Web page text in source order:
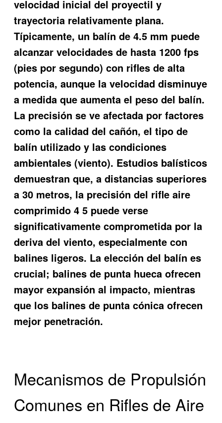
velocidad inicial del proyectil y
trayectoria relativamente plana.
Típicamente, un balín de 4.5 mm puede
alcanzar velocidades de hasta 1200 fps
(pies por segundo) con rifles de alta
potencia, aunque la velocidad disminuye
a medida que aumenta el peso del balín.
La precisión se ve afectada por factores
como la calidad del cañón, el tipo de
balín utilizado y las condiciones
ambientales (viento). Estudios balísticos
demuestran que, a distancias superiores
a 30 metros, la precisión del rifle aire
comprimido 4 5 puede verse
significativamente comprometida por la
deriva del viento, especialmente con
balines ligeros. La elección del balín es
crucial; balines de punta hueca ofrecen
mayor expansión al impacto, mientras
que los balines de punta cónica ofrecen
mejor penetración.
Mecanismos de Propulsión
Comunes en Rifles de Aire